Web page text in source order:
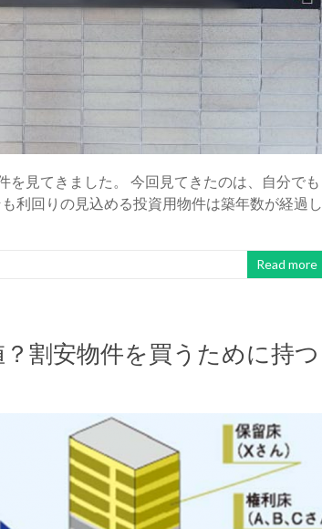
を見てきました。 今回見てきたのは、自分でも
利回りの見込める投資用物件は築年数が経過し
Read more
割安物件を買うために持つ